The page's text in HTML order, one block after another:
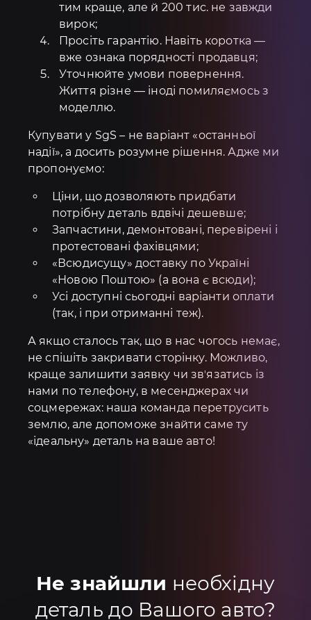
тим краще, але й 200 тис. не завжди
вирок;
Просіть гарантію. Навіть коротка —
вже ознака порядності продавця;
Уточнюйте умови повернення.
Життя різне — іноді помиляємось з
моделлю.
Купувати у SgS – не варіант «останньої
надії», а досить розумне рішення. Адже ми
пропонуємо:
Ціни, що дозволяють придбати
потрібну деталь вдвічі дешевше;
Запчастини, демонтовані, перевірені і
протестовані фахівцями;
«Всюдисущу» доставку по Україні
«Новою Поштою» (а вона є всюди);
Усі доступні сьогодні варіанти оплати
(так, і при отриманні теж).
А якщо сталось так, що в нас чогось немає,
не спішіть закривати сторінку. Можливо,
краще залишити заявку чи звʼязатись із
нами по телефону, в месенджерах чи
соцмережах: наша команда перетрусить
землю, але допоможе знайти саме ту
«ідеальну» деталь на ваше авто!
Не знайшли необхідну
деталь до Вашого авто?